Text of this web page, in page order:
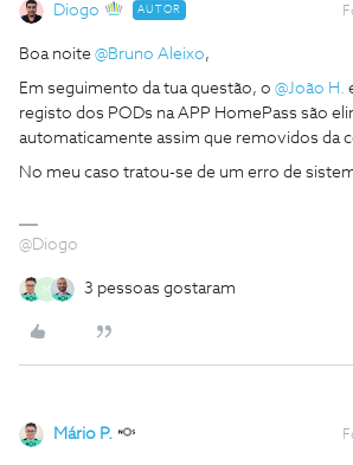
Diogo AUTOR
Boa noite @Bruno Aleixo,
Em seguimento da tua questão, o @João H.
registo dos PODs na APP HomePass são
automaticamente assim que removidos da
No meu caso tratou-se de um erro de
@Diogo
M 3 pessoas gostaram
Mário P.